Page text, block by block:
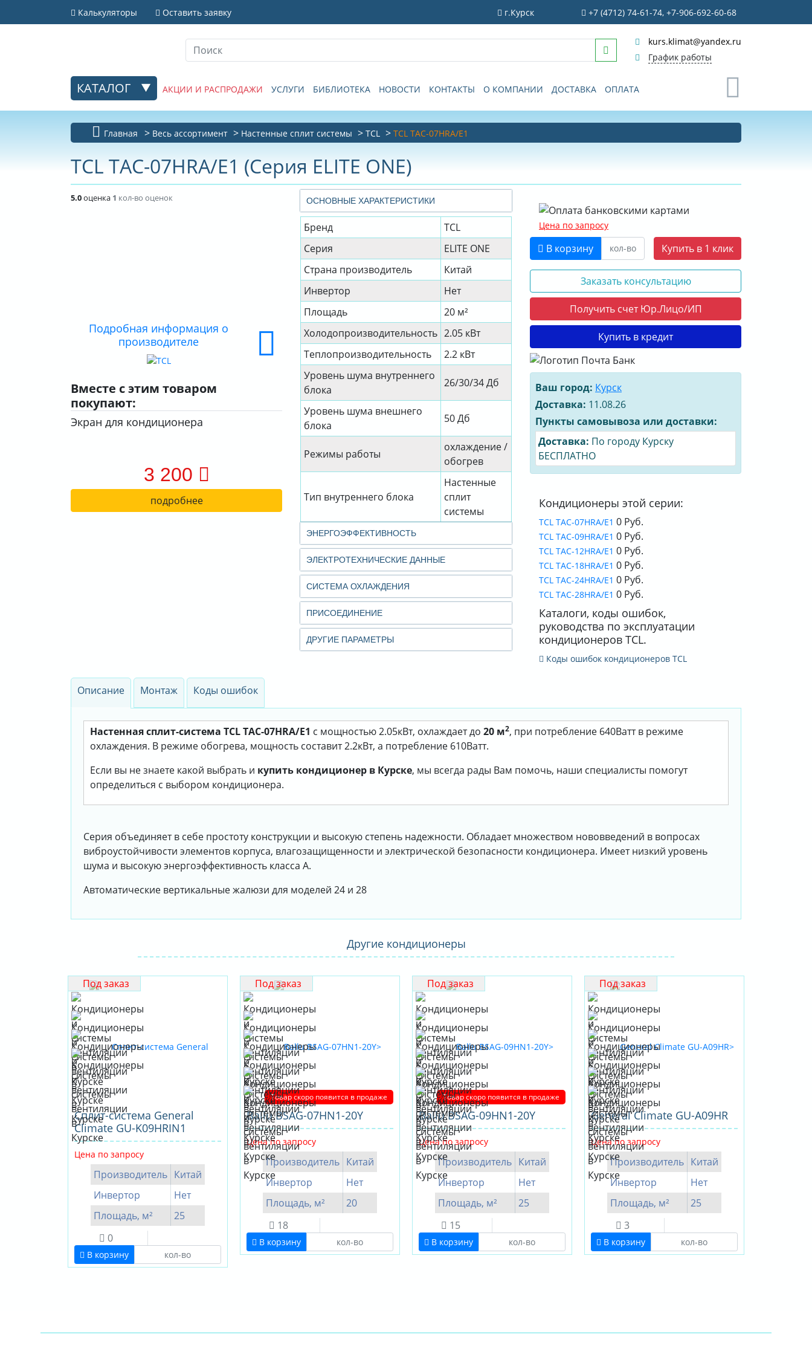
Калькуляторы Оставить заявку г.Курск +7 (4712) 74-61-74, +7-906-692-60-68
kurs.klimat@yandex.ru
График работы
КАТАЛОГ АКЦИИ И РАСПРОДАЖИ УСЛУГИ БИБЛИОТЕКА НОВОСТИ КОНТАКТЫ О КОМПАНИИ ДОСТАВКА ОПЛАТА
Главная Весь ассортимент Настенные сплит системы TCL TCL TAC-07HRA/E1
TCL TAC-07HRA/E1 (Серия ELITE ONE)
5.0оценка 1 кол-во оценок
Подробная информация о
производителе
Вместе с этим товаром
покупают:
Экран для кондиционера
3 200
подробнее
ОСНОВНЫЕ ХАРАКТЕРИСТИКИ
Бренд
TCL
Серия
ELITE ONE
Страна производитель
Китай
Инвертор
Нет
Площадь
20 м²
Холодопроизводительность 2.05 кВт
Теплопроизводительность
2.2 кВт
Уровень шума внутреннего
блока
26/30/34 Дб
Уровень шума внешнего
блока
50 Дб
Режимы работы
охлаждение /
обогрев
Тип внутреннего блока
Настенные
сплит
системы
ЭНЕРГОЭФФЕКТИВНОСТЬ
ЭЛЕКТРОТЕХНИЧЕСКИЕ ДАННЫЕ
СИСТЕМА ОХЛАЖДЕНИЯ
ПРИСОЕДИНЕНИЕ
ДРУГИЕ ПАРАМЕТРЫ
Цена по запросу
В корзину Купить в 1 клик
Заказать консультацию
Получить счет Юр.Лицо/ИП
Купить в кредит
Ваш город: Курск
Доставка: 11.08.26
Пункты самовывоза или доставки:
Доставка: По городу Курску
БЕСПЛАТНО
Кондиционеры этой серии:
TCL TAC-07HRA/E1 0 Руб.
TCL TAC-09HRA/E1 0 Руб.
TCL TAC-12HRA/E1 0 Руб.
TCL TAC-18HRA/E1 0 Руб.
TCL TAC-24HRA/E1 0 Руб.
TCL TAC-28HRA/E1 0 Руб.
Каталоги, коды ошибок,
руководства по эксплуатации
кондиционеров TCL.
Коды ошибок кондиционеров TCL
Описание Монтаж Коды ошибок
Настенная сплит-система TCL TAC-07HRA/E1 с мощностью 2.05кВт, охлаждает до 20 м2, при потребление 640Ватт в режиме
охлаждения. В режиме обогрева, мощность составит 2.2кВт, а потребление 610Ватт.
Если вы не знаете какой выбрать и купить кондиционер в Курске, мы всегда рады Вам помочь, наши специалисты помогут
определиться с выбором кондиционера.
Серия объединяет в себе простоту конструкции и высокую степень надежности. Обладает множеством нововведений в вопросах
виброустойчивости элементов корпуса, влагозащищенности и электрической безопасности кондиционера. Имеет низкий уровень
шума и высокую энергоэффективность класса A.
Автоматические вертикальные жалюзи для моделей 24 и 28
Другие кондиционеры
Под заказ
Сплит-система General
Climate GU-K09HRIN1
Цена по запросу
Производитель Китай
Инвертор
Нет
Площадь, м²
25
0
В корзину
Под заказ
Товар скоро появится в продаже
Ballu BSAG-07HN1-20Y
Цена по запросу
Производитель Китай
Инвертор
Нет
Площадь, м²
20
18
В корзину
Под заказ
Товар скоро появится в продаже
Ballu BSAG-09HN1-20Y
Цена по запросу
Производитель Китай
Инвертор
Нет
Площадь, м²
25
15
В корзину
Под заказ
General Climate GU-А09HR
Цена по запросу
Производитель Китай
Инвертор
Нет
Площадь, м²
25
3
В корзину